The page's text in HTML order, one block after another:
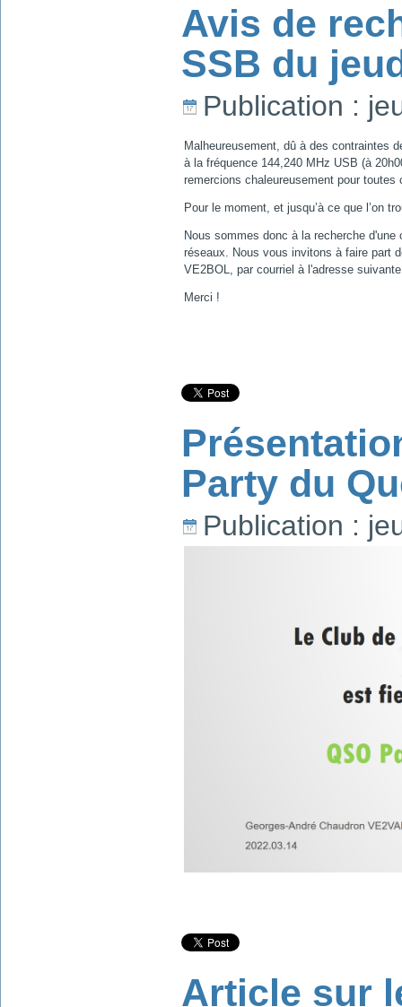
Avis de
SSB du
Publication :
Malheureusement, dû à des contraintes
à la fréquence 144,240 MHz USB (à
remercions chaleureusement pour
Pour le moment, et jusqu’à ce que l’on
Nous sommes donc à la recherche
réseaux. Nous vous invitons à faire part
VE2BOL, par courriel à l'adresse
Merci !
Party du
Publication :
Article sur